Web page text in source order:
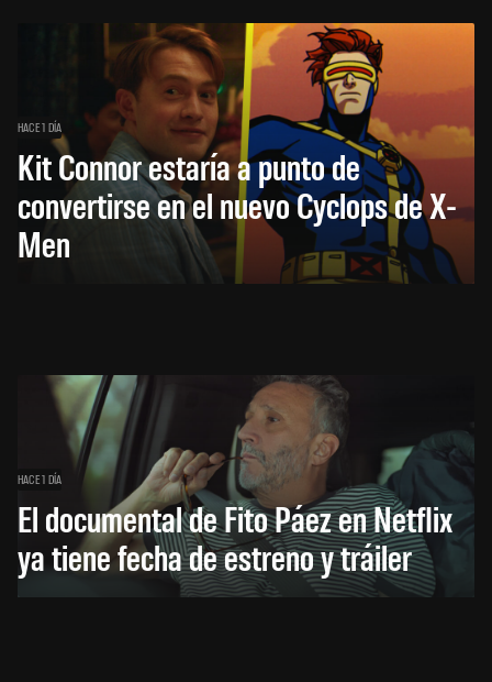
HACE 1 DÍA
Kit Connor estaría a punto de
convertirse en el nuevo Cyclops de X-
Men
HACE 1 DÍA
El documental de Fito Páez en Netflix
ya tiene fecha de estreno y tráiler